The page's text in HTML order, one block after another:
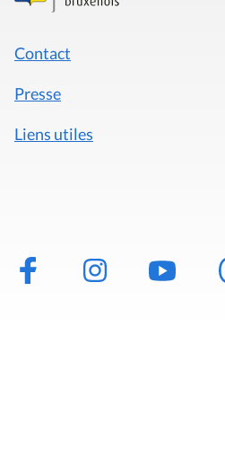
Contact
Presse
Liens utiles